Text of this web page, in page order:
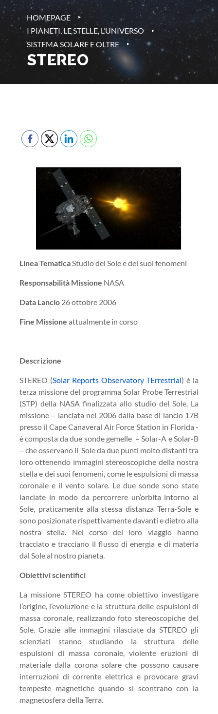
HOMEPAGE ‣
I PIANETI, LE STELLE, L’UNIVERSO ‣
SISTEMA SOLARE E OLTRE ‣
STEREO
Linea TematicaStudio del Sole e dei suoi fenomeni
Responsabilità Missione NASA
Data Lancio 26 ottobre 2006
Fine Missione attualmente in corso
Descrizione
STEREO (Solar Reports Observatory TErrestrial) è la
terza missione del programma Solar Probe Terrestrial
(STP) della NASA finalizzata allo studio del Sole. La
missione – lanciata nel 2006 dalla base di lancio 17B
presso il Cape Canaveral Air Force Station in Florida -
è composta da due sonde gemelle – Solar-A e Solar-B
– che osservano il Sole da due punti molto distanti tra
loro ottenendo immagini stereoscopiche della nostra
stella e dei suoi fenomeni, come le espulsioni di massa
coronale e il vento solare. Le due sonde sono state
lanciate in modo da percorrere un’orbita intorno al
Sole, praticamente alla stessa distanza Terra-Sole e
sono posizionate rispettivamente davanti e dietro alla
nostra stella. Nel corso del loro viaggio hanno
tracciato e tracciano il flusso di energia e di materia
dal Sole al nostro pianeta.
Obiettivi scientifici
La missione STEREO ha come obiettivo investigare
l’origine, l’evoluzione e la struttura delle espulsioni di
massa coronale, realizzando foto stereoscopiche del
Sole. Grazie alle immagini rilasciate da STEREO gli
scienziati stanno studiando la struttura delle
espulsioni di massa coronale, violente eruzioni di
materiale dalla corona solare che possono causare
interruzioni di corrente elettrica e provocare gravi
tempeste magnetiche quando si scontrano con la
magnetosfera della Terra.